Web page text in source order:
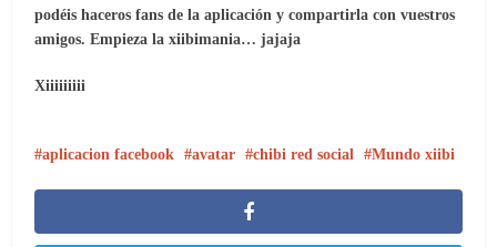
podéis haceros fans de la aplicación y compartirla con vuestros
amigos. Empieza la xiibimania… jajaja
Xiiiiiiiii
aplicacion facebook avatar chibi red social Mundo xiibi